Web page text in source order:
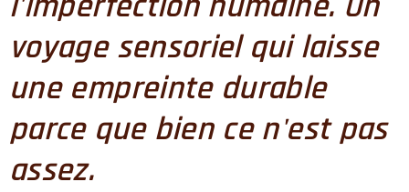
voyagesensoriel qui laisse
une empreinte durable
parce que bien ce n'est pas
assez.